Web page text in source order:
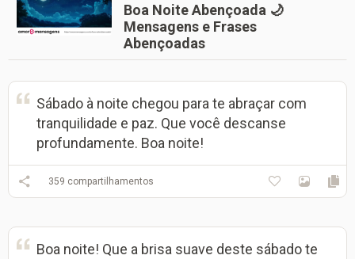
Boa Noite Abençoada 🌙
Mensagens e Frases
Abençoadas
Sábado à noite chegou para te abraçar com
tranquilidade e paz. Que você descanse
profundamente. Boa noite!
359 compartilhamentos
Boa noite! Que a brisa suave deste sábado te